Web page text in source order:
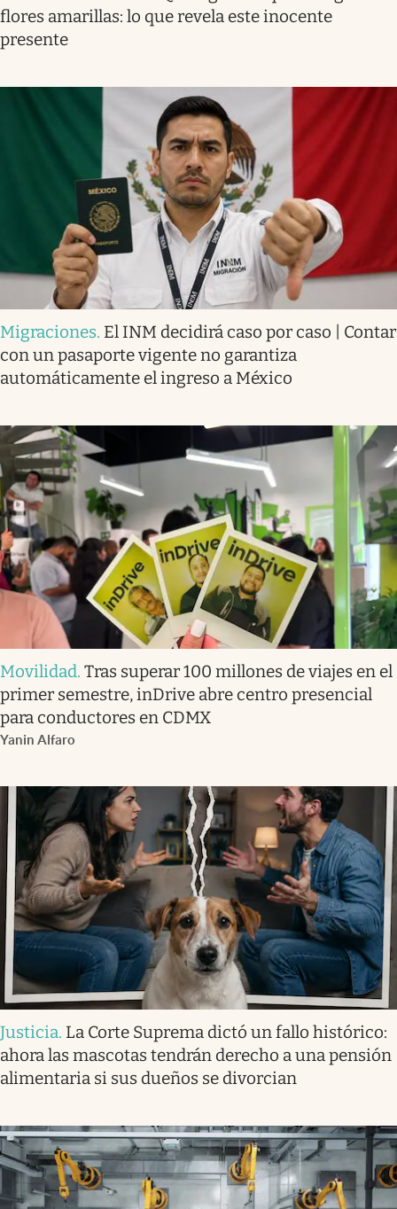
flores amarillas: lo que revela este inocente
presente
Migraciones. El INM decidirá caso por caso | Contar
con un pasaporte vigente no garantiza
automáticamente el ingreso a México
Movilidad. Tras superar 100 millones de viajes en el
primer semestre, inDrive abre centro presencial
para conductores en CDMX
Yanin Alfaro
Justicia. La Corte Suprema dictó un fallo histórico:
ahora las mascotas tendrán derecho a una pensión
alimentaria si sus dueños se divorcian